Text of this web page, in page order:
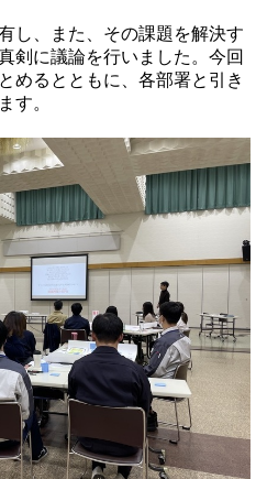
し、また、その課題を解決す
剣に議論を行いました。今回
めるとともに、各部署と引き
す。